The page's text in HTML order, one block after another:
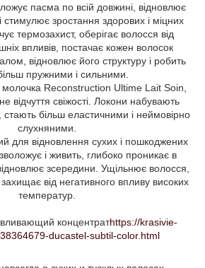
пасма по всій довжині, відновлює
зростання здорових і міцних
термозахист, оберігає волосся від
впливів, постачає кожен волосок
відновлює його структуру і робить
пружними і сильними.
молочка Reconstruction Ultime Lait Soin,
відчуття свіжості. Локони набувають
більш еластичними і неймовірно
слухняними.
для відновлення сухих і пошкоджених
і живить, глибоко проникає в
зсередини. Ущільнює волосся,
від негативного впливу високих
температур.
концентратhttps://krasivie-
ducastel-subtil-color.html